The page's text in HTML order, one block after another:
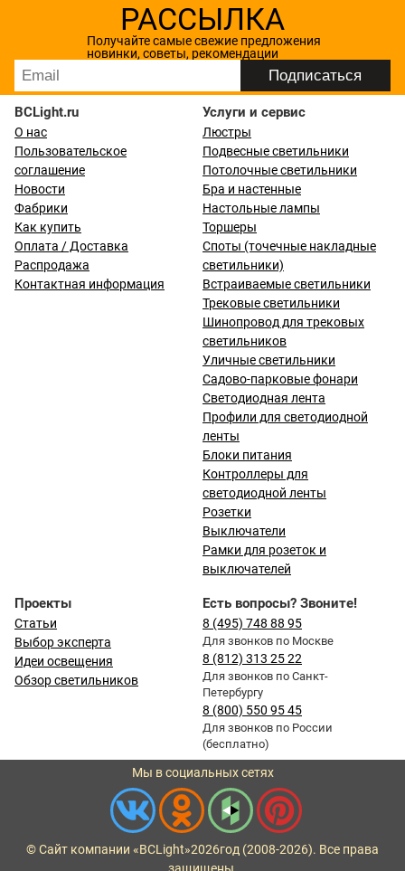
РАССЫЛКА
Получайте самые свежие предложения
новинки, советы, рекомендации
BCLight.ru
О нас
Пользовательское
соглашение
Новости
Фабрики
Как купить
Оплата / Доставка
Распродажа
Контактная информация
Услуги и сервис
Люстры
Подвесные светильники
Потолочные светильники
Бра и настенные
Настольные лампы
Торшеры
Споты (точечные накладные
светильники)
Встраиваемые светильники
Трековые светильники
Шинопровод для трековых
светильников
Уличные светильники
Садово-парковые фонари
Светодиодная лента
Профили для светодиодной
ленты
Блоки питания
Контроллеры для
светодиодной ленты
Розетки
Выключатели
Рамки для розеток и
выключателей
Проекты
Статьи
Выбор эксперта
Идеи освещения
Обзор светильников
Есть вопросы? Звоните!
8 (495) 748 88 95
Для звонков по Москве
8 (812) 313 25 22
Для звонков по Санкт-
Петербургу
8 (800) 550 95 45
Для звонков по России
(бесплатно)
Мы в социальных сетях
© Сайт компании «BCLight»2026год (2008-2026). Все права